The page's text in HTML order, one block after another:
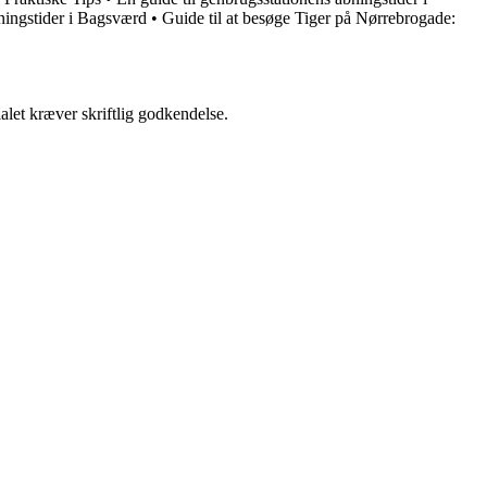
i Bagsværd • Guide til at besøge Tiger på Nørrebrogade:
kræver skriftlig godkendelse.